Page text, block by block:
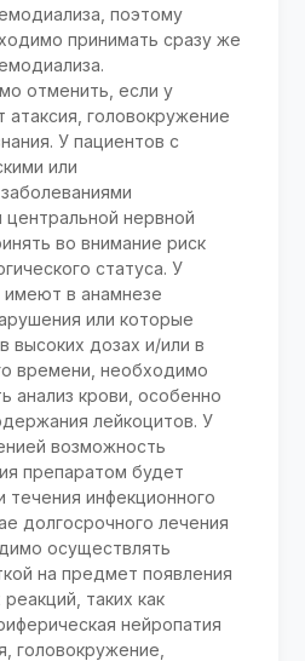
поэтому
принимать сразу же
отменить, если у
атаксия, головокружение
У пациентов с
или
нервной
во внимание риск
статуса. У
в анамнезе
или которые
высоких дозах и/или в
времени, необходимо
анализ крови, особенно
лейкоцитов. У
возможность
препаратом будет
течения инфекционного
долгосрочного лечения
осуществлять
на предмет появления
таких как
нейропатия
головокружение,